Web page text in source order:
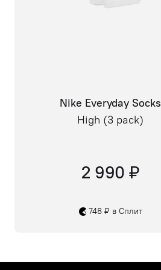
Nike Everyday Socks
High (3 pack)
2 990 ₽
748 ₽ в Сплит